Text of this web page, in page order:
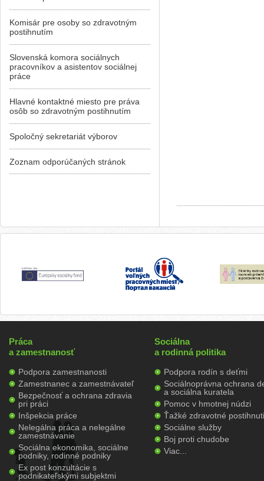
Komisár pre osoby so zdravotným
postihnutím
Slovenská komora sociálnych
pracovníkov a asistentov sociálnej
práce
Hlavné kontaktné miesto pre práva
osôb so zdravotným postihnutím
Spoločný sekretariát výborov
Zoznam odporúčaných stránok
Práca
a zamestnanosť
Podpora zamestnanosti
Zamestnanec a zamestnávateľ
Bezpečnosť a ochrana zdravia
pri práci
Inšpekcia práce
Nelegálna práca a nelegálne
zamestnávanie
Sociálna ekonomika, sociálne
podniky, rodinné podniky
Ex post konzultácie s
podnikateľskými subjektmi
Sociálna
a rodinná politika
Podpora rodín s deťmi
Sociálnoprávna ochrana
a sociálna kuratela
Pomoc v hmotnej núdzi
Ťažké zdravotné
Sociálne služby
Boj proti chudobe
Viac...